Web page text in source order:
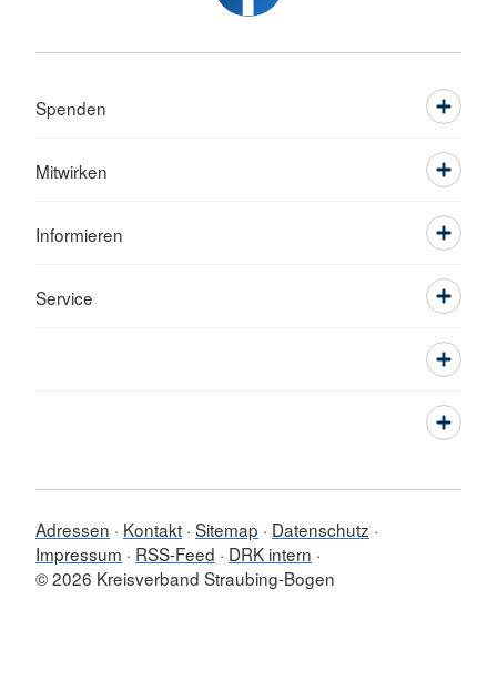
Spenden
Mitwirken
Informieren
Service
Adressen Kontakt Sitemap
Datenschutz
Impressum
RSS-Feed
DRK intern
© 2026 Kreisverband Straubing-Bogen